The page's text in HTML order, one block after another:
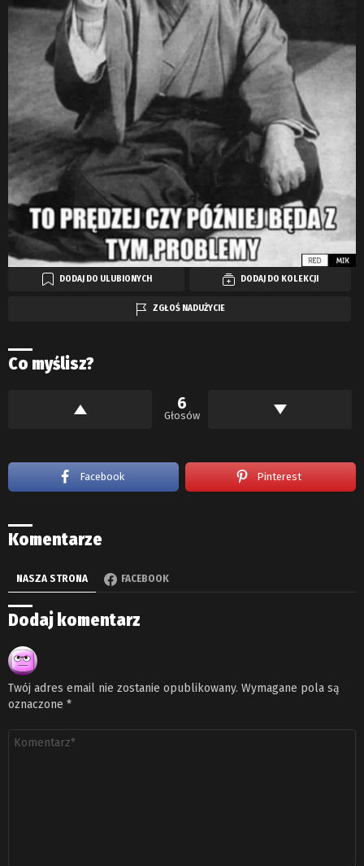
DODAJ DO ULUBIONYCH DODAJ DO KOLEKCJI
ZGŁOŚ NADUŻYCIE
Co myślisz?
6
Głosów
Facebook Pinterest
Komentarze
NASZA STRONA FACEBOOK
Dodaj komentarz
Twój adres email nie zostanie opublikowany. Wymagane pola są
oznaczone *
Komentarz